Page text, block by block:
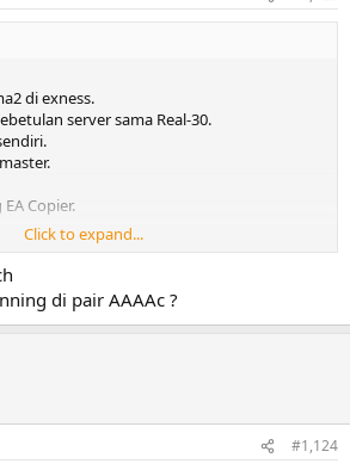
di exness.
server sama Real-30.
Copier.
Click to expand...
di pair AAAAc ?
#1,124